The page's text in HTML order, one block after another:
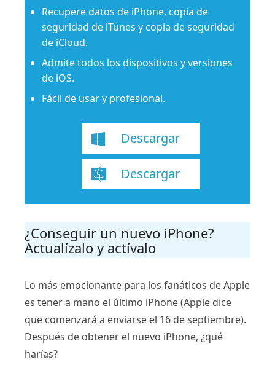
Recupere datos de iPhone, copia de
seguridad de iTunes y copia de seguridad
de iCloud.
Admite todos los dispositivos y versiones
de iOS.
Fácil de usar y profesional.
Descargar
Descargar
¿Conseguir un nuevo iPhone?
Actualízalo y actívalo
Lo más emocionante para los fanáticos de Apple
es tener a mano el último iPhone (Apple dice
que comenzará a enviarse el 16 de septiembre).
Después de obtener el nuevo iPhone, ¿qué
harías?